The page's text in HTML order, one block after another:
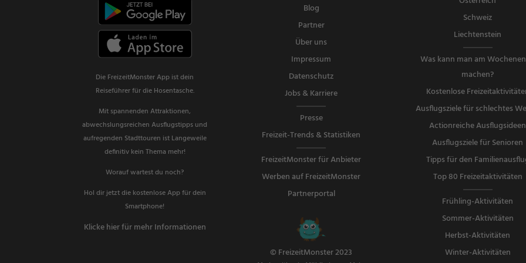
Die FreizeitMonster App ist dein
Reiseführer für die Hosentasche.
Mit spannenden Attraktionen,
abwechslungsreichen Ausflugstipps und
aufregenden Stadttouren ist Langeweile
definitiv kein Thema mehr!
Worauf wartest du noch?
Hol dir jetzt die kostenlose App für dein
Smartphone!
Klicke hier für mehr Informationen
Blog
Partner
Über uns
Impressum
Datenschutz
Jobs & Karriere
Presse
Freizeit-Trends & Statistiken
FreizeitMonster für Anbieter
Werben auf FreizeitMonster
Partnerportal
© FreizeitMonster 2023
Schweiz
Liechtenstein
Was kann man am
machen?
Kostenlose
Ausflugsziele für schlechtes
Actionreiche Ausflugsideen
Ausflugsziele für Senioren
Tipps für den
Top 80 Freizeitaktivitäten
Frühling-Aktivitäten
Sommer-Aktivitäten
Herbst-Aktivitäten
Winter-Aktivitäten